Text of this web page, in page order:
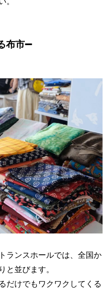
布市➖
ランスホールでは、全国か
と並びます。
だけでもワクワクしてくる